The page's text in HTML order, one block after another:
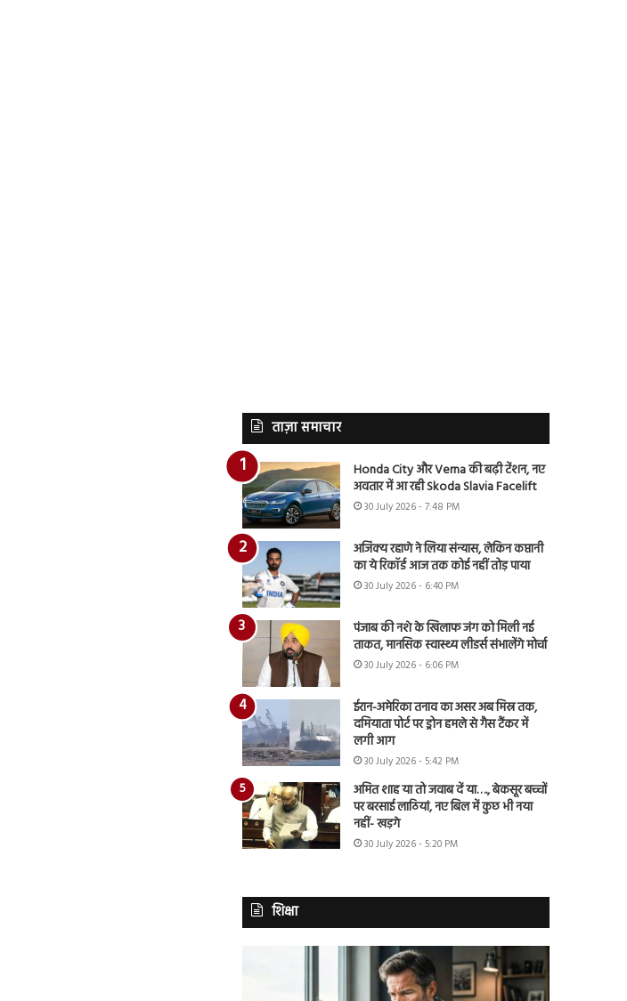
ताज़ा समाचार
Honda City और Verna की बढ़ी टेंशन, नए
अवतार में आ रही Skoda Slavia Facelift
30 July 2026 - 7:48 PM
अजिंक्य रहाणे ने लिया संन्यास, लेकिन कप्तानी
का ये रिकॉर्ड आज तक कोई नहीं तोड़ पाया
30 July 2026 - 6:40 PM
पंजाब की नशे के खिलाफ जंग को मिली नई
ताकत, मानसिक स्वास्थ्य लीडर्स संभालेंगे मोर्चा
30 July 2026 - 6:06 PM
ईरान-अमेरिका तनाव का असर अब मिस्र तक,
दमियाता पोर्ट पर ड्रोन हमले से गैस टैंकर में
लगी आग
30 July 2026 - 5:42 PM
अमित शाह या तो जवाब दें या…., बेकसूर बच्चों
पर बरसाई लाठियां, नए बिल में कुछ भी नया
नहीं- खड़गे
30 July 2026 - 5:20 PM
शिक्षा